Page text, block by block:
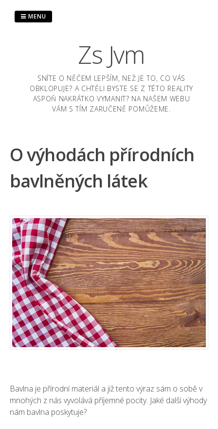
Zs Jvm
SNÍTE O NĚČEM LEPŠÍM, NEŽ JE TO, CO VÁS
OBKLOPUJE? A CHTĚLI BYSTE SE Z TÉTO REALITY
ASPOŇ NAKRÁTKO VYMANIT? NA NAŠEM WEBU
VÁM S TÍM ZARUČENĚ POMŮŽEME.
MENU
O výhodách přírodních
bavlněných látek
Bavlna je přírodní materiál a již tento výraz sám o sobě v
mnohých z nás vyvolává příjemné pocity. Jaké další výhody
nám bavlna poskytuje?